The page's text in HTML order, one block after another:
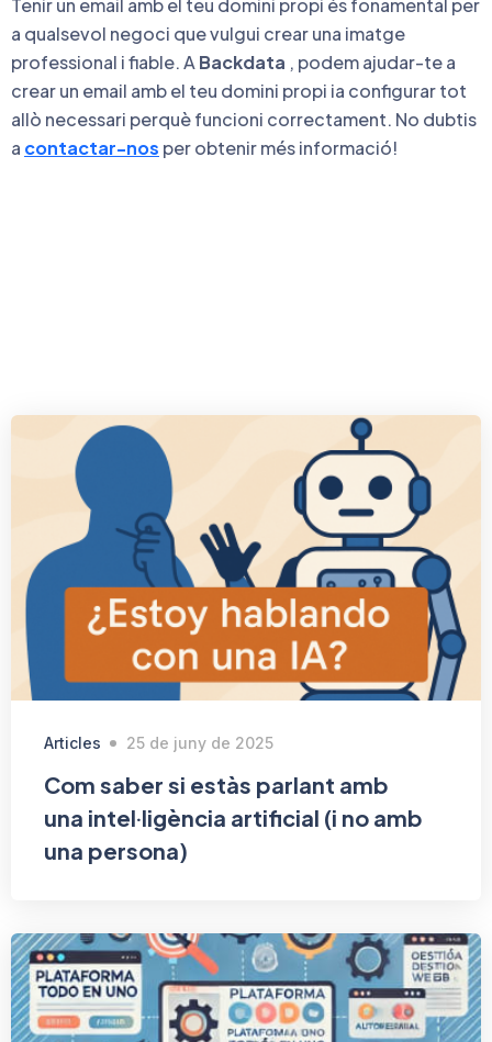
Tenir un email amb el teu domini propi és fonamental per
a qualsevol negoci que vulgui crear una imatge
professional i fiable. ABackdata , podem ajudar-te a
crear un email amb el teu domini propi ia configurar tot
allò necessari perquè funcioni correctament. No dubtis
a contactar-nos per obtenir més informació!
Articles 25 de juny de 2025
Com saber si estàs parlant amb
una intel·ligència artificial (i no amb
una persona)